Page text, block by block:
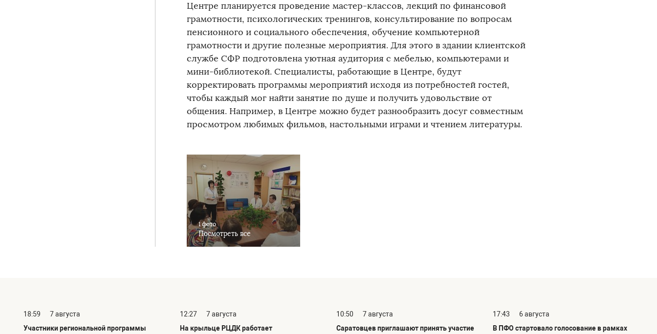
Центре планируется проведение мастер-классов, лекций по финансовой
грамотности, психологических тренингов, консультирование по вопросам
пенсионного и социального обеспечения, обучение компьютерной
грамотности и другие полезные мероприятия. Для этого в здании клиентской
службе СФР подготовлена уютная аудитория с мебелью, компьютерами и
мини-библиотекой. Специалисты, работающие в Центре, будут
корректировать программы мероприятий исходя из потребностей гостей,
чтобы каждый мог найти занятие по душе и получить удовольствие от
общения. Например, в Центре можно будет разнообразить досуг совместным
просмотром любимых фильмов, настольными играми и чтением литературы.
1 фото
Посмотреть все
18:59
7 августа
Участники региональной программы
12:27
7 августа
На крыльце РЦДК работает
10:50
7 августа
Саратовцев приглашают принять участие
17:43
6 августа
В ПФО стартовало голосование в рамках